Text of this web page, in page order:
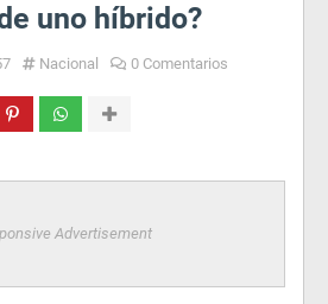
uno híbrido?
Nacional 0 Comentarios
Advertisement